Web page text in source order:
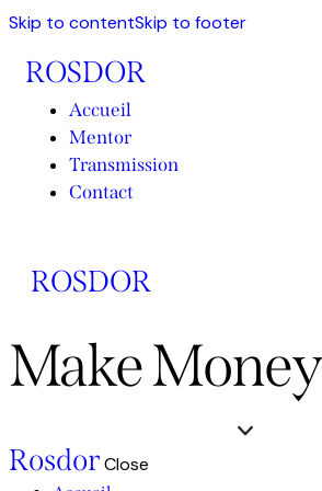
Skip to contentSkip to footer
ROSDOR
Accueil
Mentor
Transmission
Contact
ROSDOR
Make Money
RosdorClose